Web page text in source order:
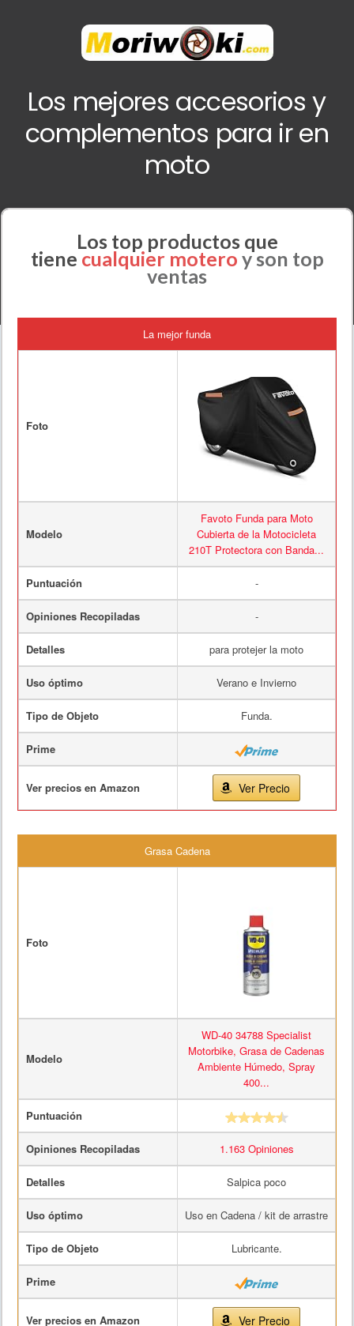
Los mejores accesorios y
complementos para ir en
moto
Los top productos que
tiene cualquier motero y son top
ventas
La mejor funda
Foto
Modelo
Favoto Funda para Moto
Cubierta de la Motocicleta
210T Protectora con Banda...
Puntuación -
Opiniones Recopiladas -
Detalles para protejer la moto
Uso óptimo Verano e Invierno
Tipo de Objeto Funda.
Prime
Ver precios en Amazon Ver Precio
Grasa Cadena
Foto
Modelo
WD-40 34788 Specialist
Motorbike, Grasa de Cadenas
Ambiente Húmedo, Spray
400...
Puntuación
Opiniones Recopiladas 1.163 Opiniones
Detalles Salpica poco
Uso óptimo Uso en Cadena / kit de arrastre
Tipo de Objeto Lubricante.
Prime
Ver precios en Amazon Ver Precio